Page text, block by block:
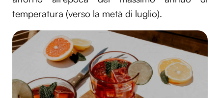
temperatura (verso la metà di luglio).